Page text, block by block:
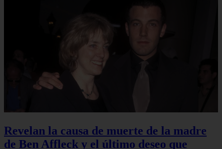
Revelan la causa de muerte de la madre
de Ben Affleck y el último deseo que